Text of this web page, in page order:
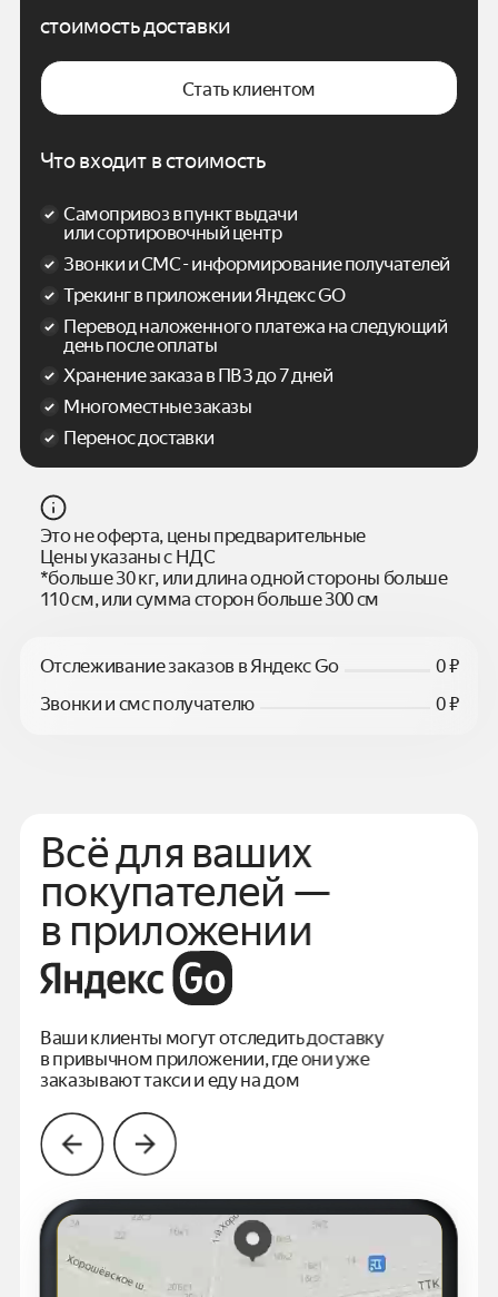
стоимость доставки
Стать клиентом
Что входит в стоимость
Самопривоз в пункт выдачи
или сортировочный центр
Звонки и СМС - информирование получателей
Трекинг в приложении Яндекс GO
Перевод наложенного платежа на следующий
день после оплаты
Хранение заказа в ПВЗ до 7 дней
Многоместные заказы
Перенос доставки
Это не оферта, цены предварительные
Цены указаны с НДС
*больше 30 кг, или длина одной стороны больше
110 см, или сумма сторон больше 300 см
Отслеживание заказов в Яндекс Go
0 ₽
Звонки и смс получателю
0 ₽
Всё для ваших
покупателей —
в приложении
Ваши клиенты могут отследить доставку
в привычном приложении, где они уже
заказывают такси и еду на дом